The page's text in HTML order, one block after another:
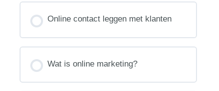
Online contact leggen met klanten
Wat is online marketing?